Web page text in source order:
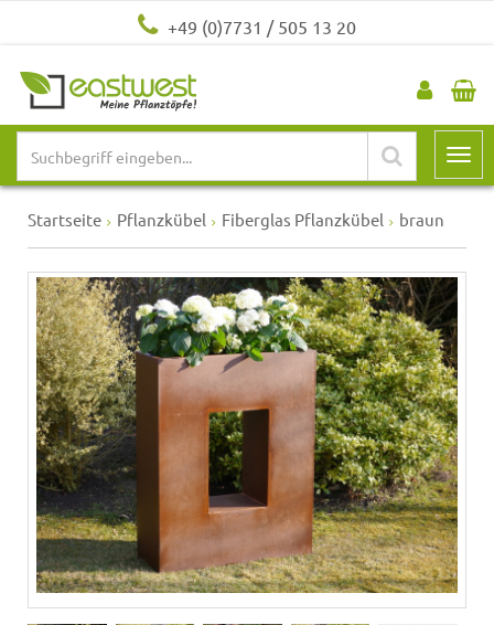
+49 (0)7731 / 505 13 20
Startseite Pflanzkübel Fiberglas Pflanzkübel braun